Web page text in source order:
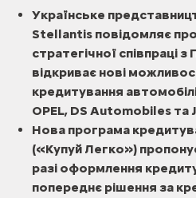
Українське
Stellantis повідомляє
стратегічної співпраці
відкриває нові
кредитування
OPEL, DS Automobiles та
Нова програма
(«Купуй Легко»)
разі оформлення
попереднє рішення за